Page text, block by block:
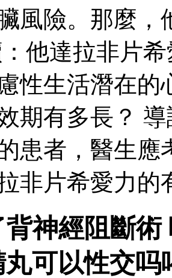
風險。那麼，
他達拉非片
性生活潛在的
期有多長？
患者，醫生應
非片希愛力的
背神經阻斷
可以性交吗